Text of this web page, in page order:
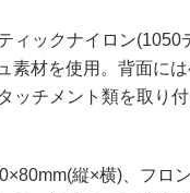
ィックナイロン(1050
素材を使用。背面に
ッチメント類を取り
縦×横)、フロ